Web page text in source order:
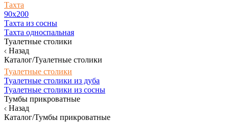
Тахта
90х200
Тахта из сосны
Тахта односпальная
Туалетные столики
Назад
Каталог/Туалетные столики
Туалетные столики
Туалетные столики из дуба
Туалетные столики из сосны
Тумбы прикроватные
Назад
Каталог/Тумбы прикроватные